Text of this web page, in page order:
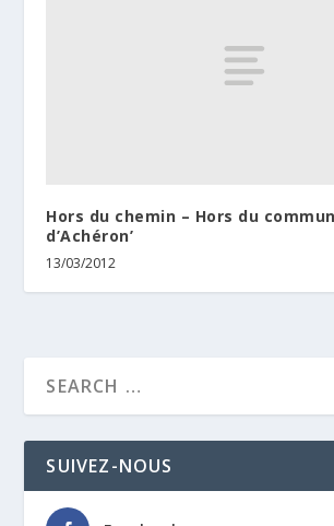
Hors du chemin – Hors du
d’Achéron’
13/03/2012
SUIVEZ-NOUS